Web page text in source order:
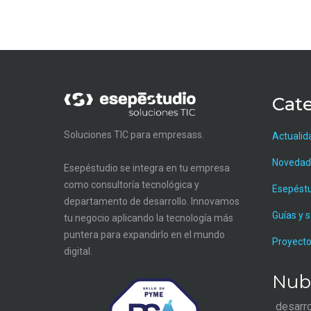
Soluciones TIC para empresass.
Esepéstudio se integra en tu empresa
como consultoría tecnológica y
departamento de desarrollo. Innovamos
tu negocio aplicando la tecnología más
puntera para expandirlo en el mundo
digital.
Guías y